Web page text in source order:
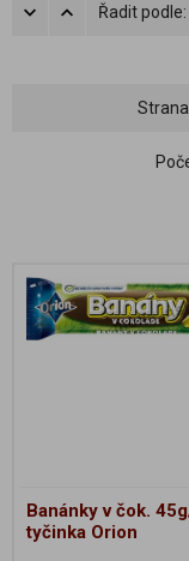
Řadit podle:
Strana
Banánky v čok.
tyčinka Orion